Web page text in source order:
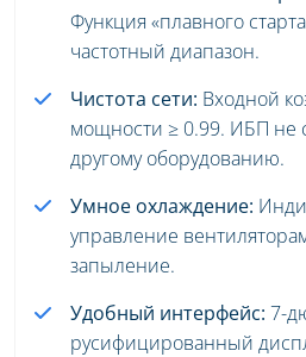
Функция «плавного
частотный диапазон.
Чистота сети: Входной
мощности ≥ 0.99. ИБП не
другому оборудованию.
Умное охлаждение:
управление
запыление.
Удобный интерфейс: 7-
русифицированный